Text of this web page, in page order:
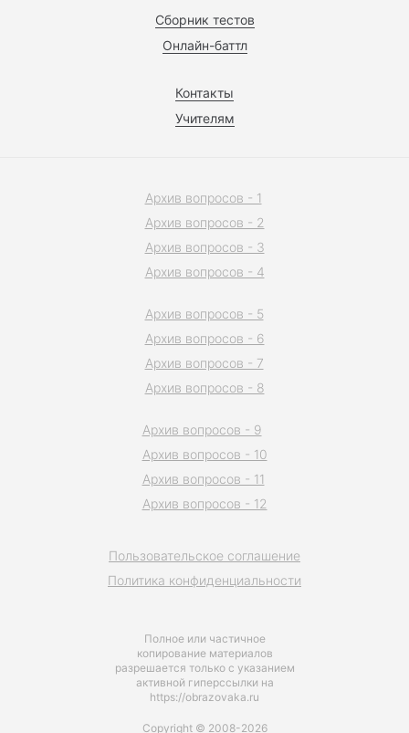
Сборник тестов
Онлайн-баттл
Контакты
Учителям
Полное или частичное
копирование материалов
разрешается только с указанием
активной гиперссылки на
https://obrazovaka.ru
Пользовательское соглашение
Политика конфиденциальности
Архив вопросов - 1
Архив вопросов - 2
Архив вопросов - 3
Архив вопросов - 4
Архив вопросов - 5
Архив вопросов - 6
Архив вопросов - 7
Архив вопросов - 8
Архив вопросов - 9
Архив вопросов - 10
Архив вопросов - 11
Архив вопросов - 12
Copyright © 2008-2026